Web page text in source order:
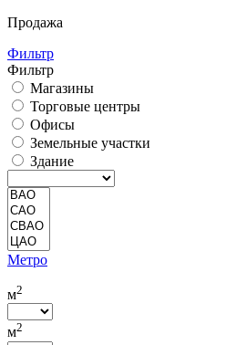
Продажа
Фильтр
Фильтр
Магазины
Торговые центры
Офисы
Земельные участки
Здание
Метро
м2
м2